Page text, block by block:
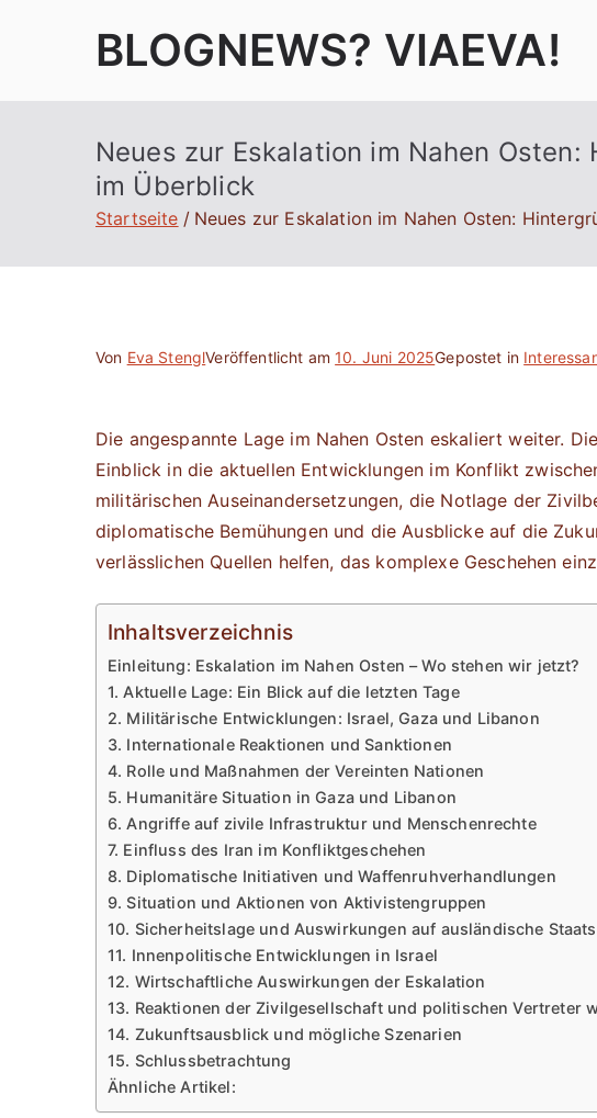
BLOGNEWS? VIAEVA!
Neues zur Eskalation im Nahen
im Überblick
Startseite Neues zur Eskalation im Nahen Osten:
Von Eva StenglVeröffentlicht am10. Juni 2025Gepostet in
Die angespannte Lage im Nahen Osten eskaliert weiter.
Einblick in die aktuellen Entwicklungen im Konflikt
militärischen Auseinandersetzungen, die Notlage der
diplomatische Bemühungen und die Ausblicke auf die
verlässlichen Quellen helfen, das komplexe Geschehen
Inhaltsverzeichnis
Einleitung: Eskalation im Nahen Osten – Wo stehen wir jetzt?
1. Aktuelle Lage: Ein Blick auf die letzten Tage
2. Militärische Entwicklungen: Israel, Gaza und Libanon
3. Internationale Reaktionen und Sanktionen
4. Rolle und Maßnahmen der Vereinten Nationen
5. Humanitäre Situation in Gaza und Libanon
6. Angriffe auf zivile Infrastruktur und Menschenrechte
7. Einfluss des Iran im Konfliktgeschehen
8. Diplomatische Initiativen und Waffenruhverhandlungen
9. Situation und Aktionen von Aktivistengruppen
10. Sicherheitslage und Auswirkungen auf ausländische
11. Innenpolitische Entwicklungen in Israel
12. Wirtschaftliche Auswirkungen der Eskalation
13. Reaktionen der Zivilgesellschaft und politischen Vertreter
14. Zukunftsausblick und mögliche Szenarien
15. Schlussbetrachtung
Ähnliche Artikel: